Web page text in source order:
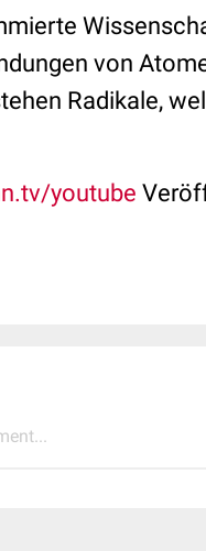
von
Radikale,
youtube